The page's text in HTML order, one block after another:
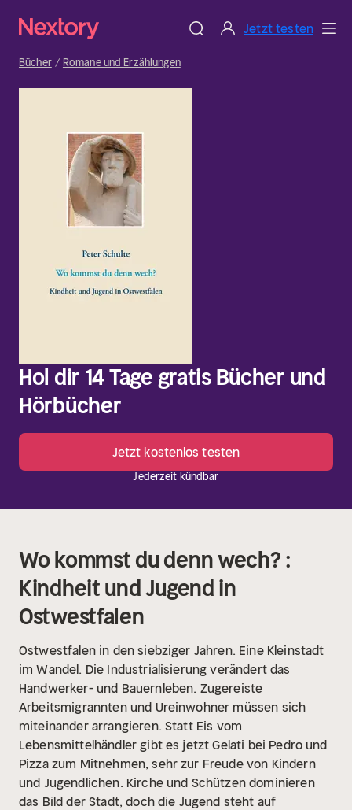
Jetzt testen
Bücher Romane und Erzählungen
Hol dir 14 Tage gratis Bücher und
Hörbücher
Jetzt kostenlos testen
Jederzeit kündbar
Wo kommst du denn wech? :
Kindheit und Jugend in
Ostwestfalen
Ostwestfalen in den siebziger Jahren. Eine Kleinstadt
im Wandel. Die Industrialisierung verändert das
Handwerker- und Bauernleben. Zugereiste
Arbeitsmigrannten und Ureinwohner müssen sich
miteinander arrangieren. Statt Eis vom
Lebensmittelhändler gibt es jetzt Gelati bei Pedro und
Pizza zum Mitnehmen, sehr zur Freude von Kindern
und Jugendlichen. Kirche und Schützen dominieren
das Bild der Stadt, doch die Jugend steht auf